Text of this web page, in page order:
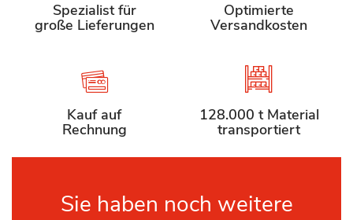
Spezialist für
große Lieferungen
Optimierte
Versandkosten
Kauf auf
Rechnung
128.000 t Material
transportiert
Sie haben noch weitere